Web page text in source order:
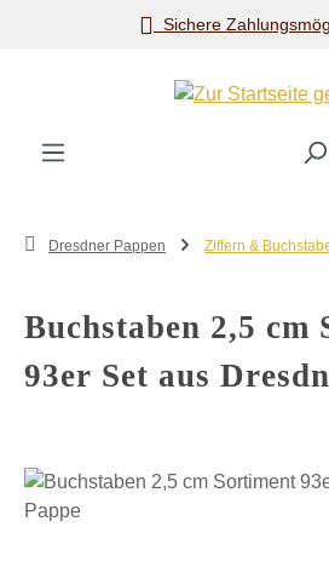
Zum Hauptinhalt springen
Sichere
Dresdner Pappen Ziffern &
Buchstaben 2,5 cm
93er Set aus
Bildergalerie überspringen